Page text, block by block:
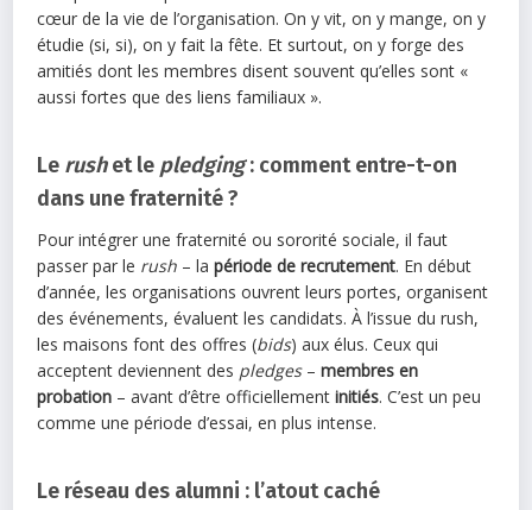
cœur de la vie de l’organisation. On y vit, on y mange, on y
étudie (si, si), on y fait la fête. Et surtout, on y forge des
amitiés dont les membres disent souvent qu’elles sont «
aussi fortes que des liens familiaux ».
Le rushet le pledging: comment entre-t-on
dans une fraternité ?
Pour intégrer une fraternité ou sororité sociale, il faut
passer par le rush – lapériode de recrutement. En début
d’année, les organisations ouvrent leurs portes, organisent
des événements, évaluent les candidats. À l’issue du rush,
les maisons font des offres (bids) aux élus. Ceux qui
acceptent deviennent des pledges–membres en
probation – avant d’être officiellementinitiés. C’est un peu
comme une période d’essai, en plus intense.
Le réseau des alumni : l’atout caché